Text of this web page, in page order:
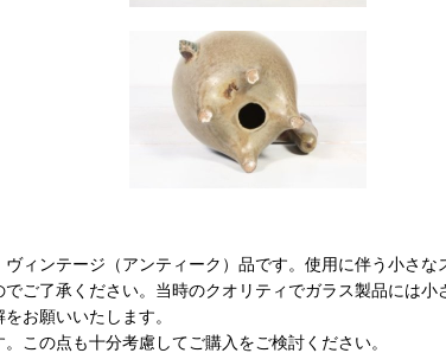
ィンテージ（アンティーク）品です。使用に伴う小さ
ご了承ください。当時のクオリティでガラス製品には小
お願いいたします。
この点も十分考慮してご購入をご検討ください。